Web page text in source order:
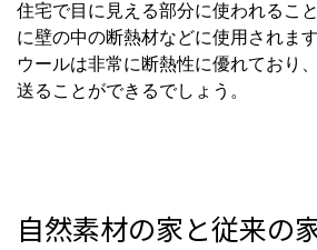
住宅で目に見える部分に使われるこ
に壁の中の断熱材などに使用されます
ウールは非常に断熱性に優れており
送ることができるでしょう。
自然素材の家と従来の